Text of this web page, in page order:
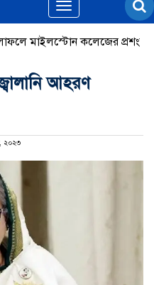
Toggle
navigation
কলেজের প্রশংসনীয়
আহরণ
২০২৩